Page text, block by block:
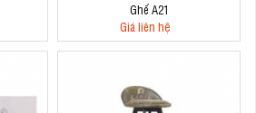
Ghế A21
Giá liên hệ